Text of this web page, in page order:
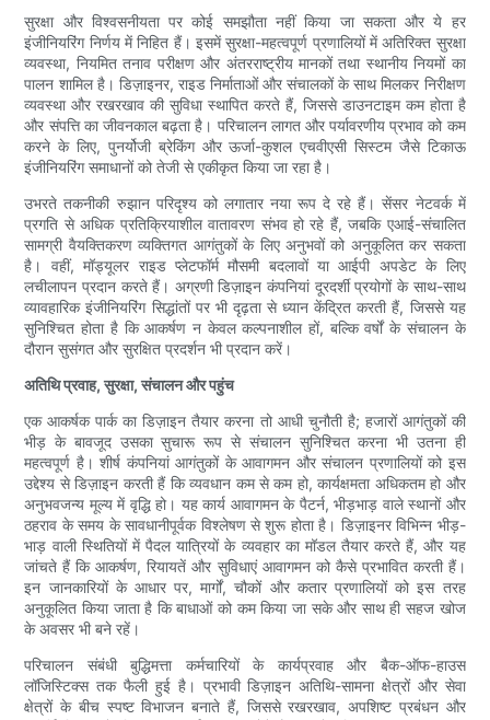
सुरक्षा और विश्वसनीयता पर कोई समझौता नहीं किया जा सकता और ये हर
इंजीनियरिंग निर्णय में निहित हैं। इसमें सुरक्षा-महत्वपूर्ण प्रणालियों में अतिरिक्त सुरक्षा
व्यवस्था, नियमित तनाव परीक्षण और अंतरराष्ट्रीय मानकों तथा स्थानीय नियमों का
पालन शामिल है। डिज़ाइनर, राइड निर्माताओं और संचालकों के साथ मिलकर निरीक्षण
व्यवस्था और रखरखाव की सुविधा स्थापित करते हैं, जिससे डाउनटाइम कम होता है
और संपत्ति का जीवनकाल बढ़ता है। परिचालन लागत और पर्यावरणीय प्रभाव को कम
करने के लिए, पुनर्योजी ब्रेकिंग और ऊर्जा-कुशल एचवीएसी सिस्टम जैसे टिकाऊ
इंजीनियरिंग समाधानों को तेजी से एकीकृत किया जा रहा है।
उभरते तकनीकी रुझान परिदृश्य को लगातार नया रूप दे रहे हैं। सेंसर नेटवर्क में
प्रगति से अधिक प्रतिक्रियाशील वातावरण संभव हो रहे हैं, जबकि एआई-संचालित
सामग्री वैयक्तिकरण व्यक्तिगत आगंतुकों के लिए अनुभवों को अनुकूलित कर सकता
है। वहीं, मॉड्यूलर राइड प्लेटफॉर्म मौसमी बदलावों या आईपी अपडेट के लिए
लचीलापन प्रदान करते हैं। अग्रणी डिज़ाइन कंपनियां दूरदर्शी प्रयोगों के साथ-साथ
व्यावहारिक इंजीनियरिंग सिद्धांतों पर भी दृढ़ता से ध्यान केंद्रित करती हैं, जिससे यह
सुनिश्चित होता है कि आकर्षण न केवल कल्पनाशील हों, बल्कि वर्षों के संचालन के
दौरान सुसंगत और सुरक्षित प्रदर्शन भी प्रदान करें।
अतिथि प्रवाह, सुरक्षा, संचालन और पहुंच
एक आकर्षक पार्क का डिज़ाइन तैयार करना तो आधी चुनौती है; हजारों आगंतुकों की
भीड़ के बावजूद उसका सुचारू रूप से संचालन सुनिश्चित करना भी उतना ही
महत्वपूर्ण है। शीर्ष कंपनियां आगंतुकों के आवागमन और संचालन प्रणालियों को इस
उद्देश्य से डिज़ाइन करती हैं कि व्यवधान कम से कम हो, कार्यक्षमता अधिकतम हो और
अनुभवजन्य मूल्य में वृद्धि हो। यह कार्य आवागमन के पैटर्न, भीड़भाड़ वाले स्थानों और
ठहराव के समय के सावधानीपूर्वक विश्लेषण से शुरू होता है। डिज़ाइनर विभिन्न भीड़-
भाड़ वाली स्थितियों में पैदल यात्रियों के व्यवहार का मॉडल तैयार करते हैं, और यह
जांचते हैं कि आकर्षण, रियायतें और सुविधाएं आवागमन को कैसे प्रभावित करती हैं।
इन जानकारियों के आधार पर, मार्गों, चौकों और कतार प्रणालियों को इस तरह
अनुकूलित किया जाता है कि बाधाओं को कम किया जा सके और साथ ही सहज खोज
के अवसर भी बने रहें।
परिचालन संबंधी बुद्धिमत्ता कर्मचारियों के कार्यप्रवाह और बैक-ऑफ-हाउस
लॉजिस्टिक्स तक फैली हुई है। प्रभावी डिज़ाइन अतिथि-सामना क्षेत्रों और सेवा
क्षेत्रों के बीच स्पष्ट विभाजन बनाते हैं, जिससे रखरखाव, अपशिष्ट प्रबंधन और